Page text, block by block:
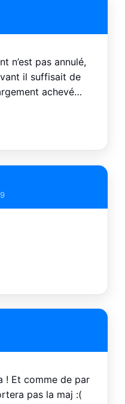
n’est pas annulé,
il suffisait de
achevé…
! Et comme de par
pas la maj :(